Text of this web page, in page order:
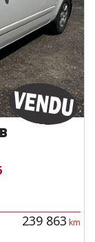
239 863 km